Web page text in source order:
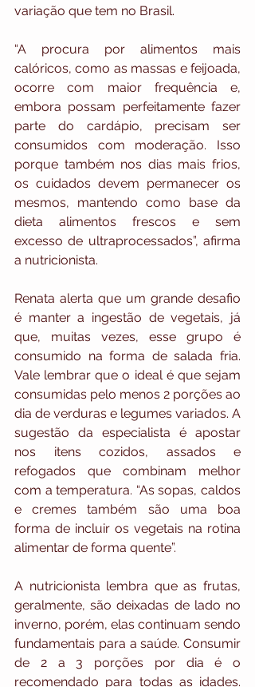
variação que tem no Brasil.
“A procura por alimentos mais
calóricos, como as massas e feijoada,
ocorre com maior frequência e,
embora possam perfeitamente fazer
parte do cardápio, precisam ser
consumidos com moderação. Isso
porque também nos dias mais frios,
os cuidados devem permanecer os
mesmos, mantendo como base da
dieta alimentos frescos e sem
excesso de ultraprocessados”, afirma
a nutricionista.
Renata alerta que um grande desafio
é manter a ingestão de vegetais, já
que, muitas vezes, esse grupo é
consumido na forma de salada fria.
Vale lembrar que o ideal é que sejam
consumidas pelo menos 2 porções ao
dia de verduras e legumes variados. A
sugestão da especialista é apostar
nos itens cozidos, assados e
refogados que combinam melhor
com a temperatura. “As sopas, caldos
e cremes também são uma boa
forma de incluir os vegetais na rotina
alimentar de forma quente”.
A nutricionista lembra que as frutas,
geralmente, são deixadas de lado no
inverno, porém, elas continuam sendo
fundamentais para a saúde. Consumir
de 2 a 3 porções por dia é o
recomendado para todas as idades.